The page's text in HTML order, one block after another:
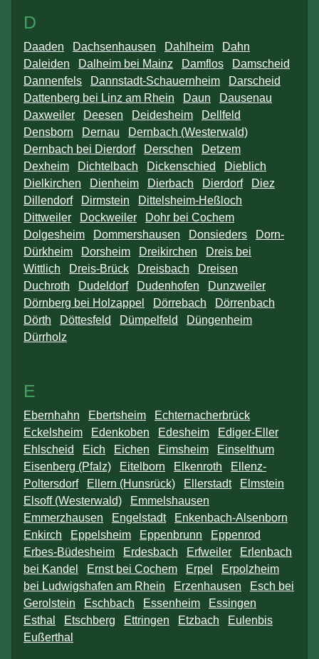
D
Daaden Dachsenhausen Dahlheim
Dahn
Daleiden
Dalheim bei Mainz Damflos
Damscheid
Dannenfels
Dannstadt-Schauernheim
Darscheid
Dattenberg bei Linz am Rhein
Daun
Dausenau
Daxweiler
Deesen Deidesheim
Dellfeld
Densborn
Dernau
Dernbach (Westerwald)
Dernbach bei Dierdorf
Derschen
Detzem
Dexheim
Dichtelbach Dickenschied
Dieblich
Dielkirchen
Dienheim Dierbach Dierdorf
Diez
Dillendorf
Dirmstein
Dittelsheim-Heßloch
Dittweiler
Dockweiler
Dohr bei Cochem
Dolgesheim
Dommershausen Donsieders
Dorn-
Dürkheim
Dorsheim Dreikirchen
Dreis bei
Wittlich
Dreis-Brück Dreisbach
Dreisen
Duchroth
Dudeldorf Dudenhofen
Dunzweiler
Dörnberg bei Holzappel
Dörrebach
Dörrenbach
Dörth
Döttesfeld Dümpelfeld
Düngenheim
Dürrholz
E
Ebernhahn Ebertsheim
Echternacherbrück
Eckelsheim
Edenkoben Edesheim
Ediger-Eller
Ehlscheid
Eich Eichen Eimsheim
Einselthum
Eisenberg (Pfalz)
Eitelborn Elkenroth
Ellenz-
Poltersdorf
Ellern (Hunsrück) Ellerstadt
Elmstein
Elsoff (Westerwald)
Emmelshausen
Emmerzhausen
Engelstadt
Enkenbach-Alsenborn
Enkirch
Eppelsheim Eppenbrunn
Eppenrod
Erbes-Büdesheim
Erdesbach Erfweiler
Erlenbach
bei Kandel
Ernst bei Cochem Erpel
Erpolzheim
bei Ludwigshafen am Rhein
Erzenhausen
Esch bei
Gerolstein
Eschbach Essenheim
Essingen
Esthal
Etschberg Ettringen Etzbach
Eulenbis
Eußerthal